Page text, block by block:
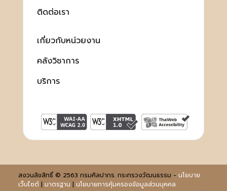
ติดต่อเรา
เกี่ยวกับหน่วยงาน
คลังวิชาการ
บริการ
สงวนลิขสิทธิ์ © 2563 กรมศิลปากร. กระทรวงวัฒนธรรม - นโยบาย
เว็บไซต์| มาตรฐาน | นโยบายการคุ้มครองข้อมูลส่วนบุคคล